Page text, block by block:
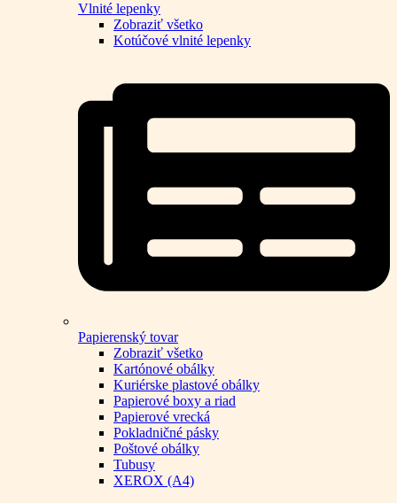
Vlnité lepenky
Zobraziť všetko
Kotúčové vlnité lepenky
Papierenský tovar
Zobraziť všetko
Kartónové obálky
Kuriérske plastové obálky
Papierové boxy a riad
Papierové vrecká
Pokladničné pásky
Poštové obálky
Tubusy
XEROX (A4)